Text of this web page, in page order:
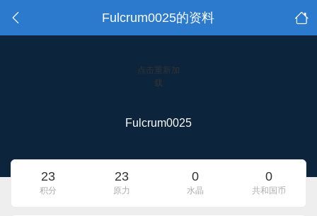
Fulcrum0025的资料
点击重新加
载
Fulcrum0025
23
积分
23
原力
0
水晶
0
共和国币